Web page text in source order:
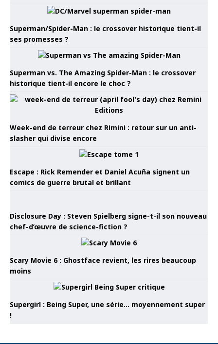
Superman/Spider-Man : le crossover historique tient-il
ses promesses ?
Superman vs. The Amazing Spider-Man : le crossover
historique tient-il encore le choc ?
Week-end de terreur chez Rimini : retour sur un anti-
slasher qui divise encore
Escape : Rick Remender et Daniel Acuña signent un
comics de guerre brutal et brillant
Disclosure Day : Steven Spielberg signe-t-il son nouveau
chef-d’œuvre de science-fiction ?
Scary Movie 6 : Ghostface revient, les rires beaucoup
moins
Supergirl : Being Super, une série… moyennement super
!